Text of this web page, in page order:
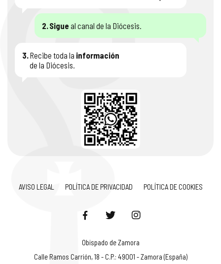
2.Sigue al canal de la Diócesis.
3.Recibe toda la información
de la Diócesis.
AVISO LEGAL POLÍTICA DE PRIVACIDAD POLÍTICA DE COOKIES
Obispado de Zamora
Calle Ramos Carrión, 18 - C.P.: 49001 - Zamora (España)